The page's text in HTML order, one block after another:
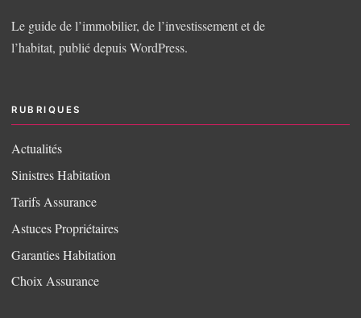
Le guide de l’immobilier, de l’investissement et de
l’habitat, publié depuis WordPress.
RUBRIQUES
Actualités
Sinistres Habitation
Tarifs Assurance
Astuces Propriétaires
Garanties Habitation
Choix Assurance